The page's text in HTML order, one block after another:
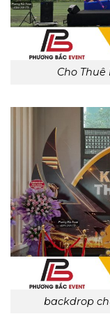
Cho
backdrop